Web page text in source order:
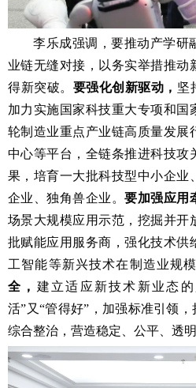
李乐成强调，要推动产学研
业链无缝对接，以务实举措推动
得新突破。 要强化创新驱动， 坚
加力实施国家科技重大专项和国
轮制造业重点产业链高质量发展
中心等平台，全链条推进科技攻
果，培育一大批科技型中小企业
企业、独角兽企业。要加强应用
场景大规模应用示范，挖掘并开
批赋能应用服务商，强化技术供
工智能等新兴技术在制造业规模
全， 建立适应新技术新业态
活”又“管得好”，加强标准引领
综合整治，营造稳定、公平、透